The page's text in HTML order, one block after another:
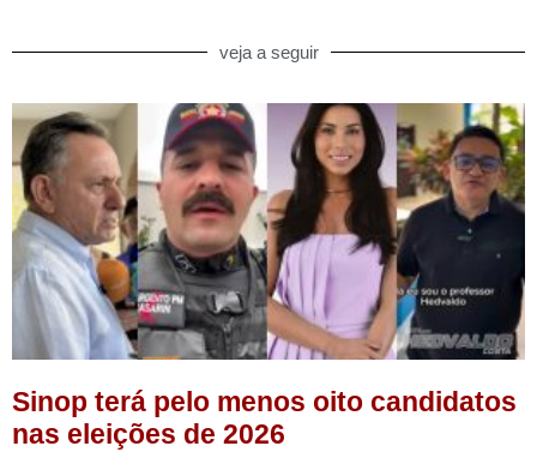
veja a seguir
Sinop terá pelo menos oito candidatos
nas eleições de 2026